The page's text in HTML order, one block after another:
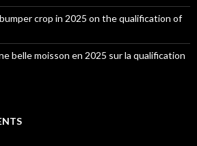
crop in 2025 on the qualification of
belle moisson en 2025 sur la qualification